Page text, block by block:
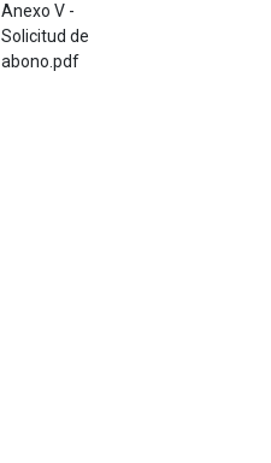
Anexo V -
Solicitud de
abono.pdf